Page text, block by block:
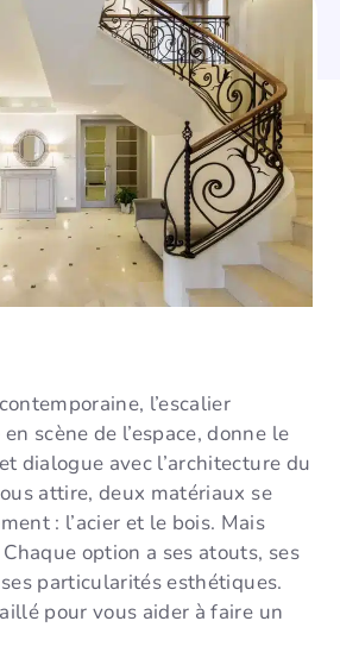
l’escalier
scène de l’espace, donne le
dialogue avec l’architecture du
attire, deux matériaux se
: l’acier et le bois. Mais
option a ses atouts, ses
particularités esthétiques.
pour vous aider à faire un